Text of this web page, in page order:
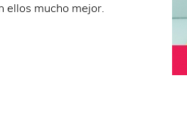
ellos mucho mejor.